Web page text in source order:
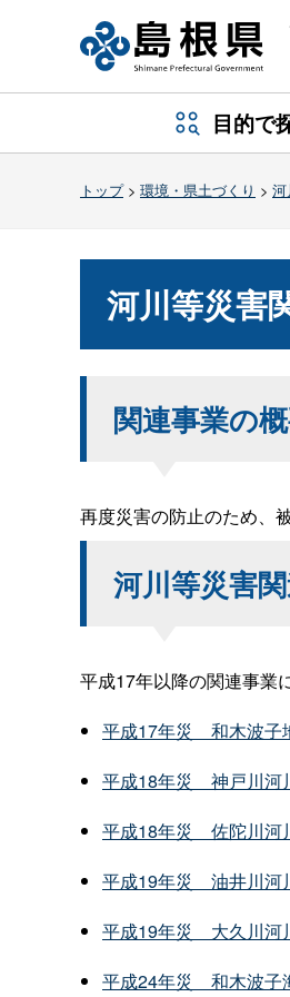
目的で
トップ> 環境・県土づくり > 河
河川等災害
関連事業の
再度災害の防止のため、
河川等災害
平成17年以降の関連事業
平成17年災 和木波子
平成18年災 神戸川河
平成18年災 佐陀川河
平成19年災 油井川河
平成19年災 大久川河
平成24年災 和木波子